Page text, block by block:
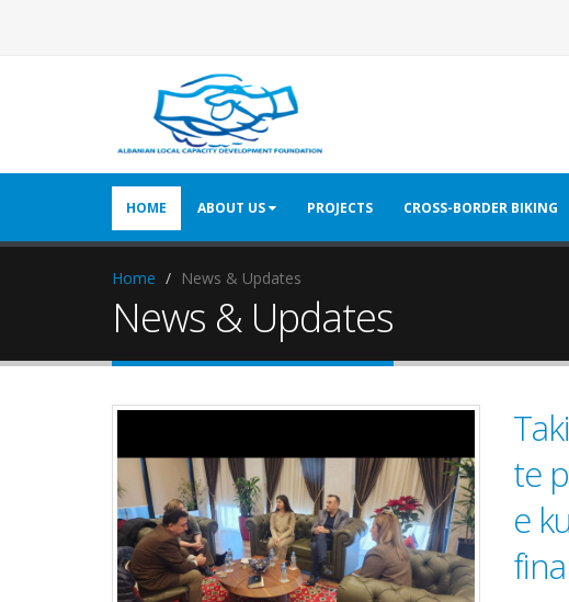
HOME ABOUT US PROJECTS CROSS-BORDER BIKING
Home News & Updates
News & Updates
te
e